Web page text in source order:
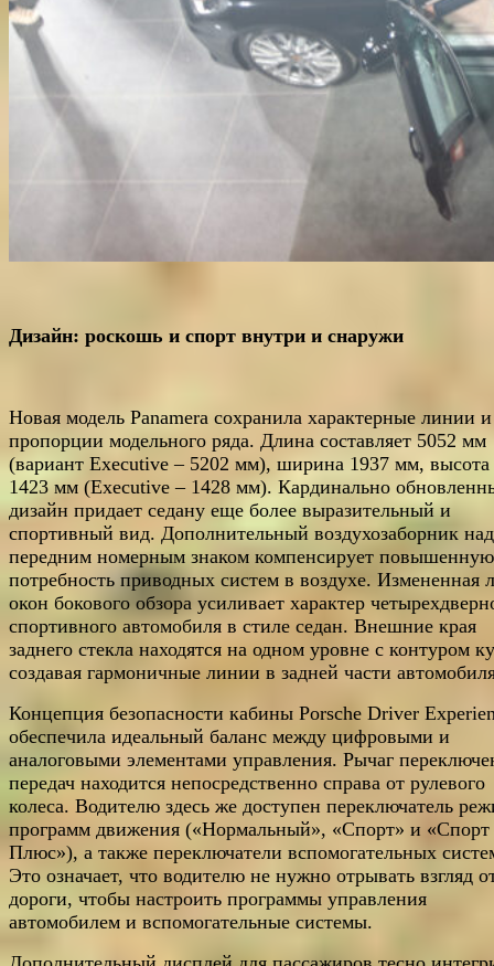
Дизайн: роскошь и спорт внутри и снаружи
Новая модель Panamera сохранила характерные линии и
пропорции модельного ряда. Длина составляет 5052 мм
(вариант Executive – 5202 мм), ширина 1937 мм, высота
1423 мм (Executive – 1428 мм). Кардинально
дизайн придает седану еще более выразительный и
спортивный вид. Дополнительный воздухозаборник над
передним номерным знаком компенсирует повышенную
потребность приводных систем в воздухе. Измененная
окон бокового обзора усиливает характер
спортивного автомобиля в стиле седан. Внешние края
заднего стекла находятся на одном уровне с контуром
создавая гармоничные линии в задней части
Концепция безопасности кабины Porsche Driver
обеспечила идеальный баланс между цифровыми и
аналоговыми элементами управления. Рычаг
передач находится непосредственно справа от рулевого
колеса. Водителю здесь же доступен переключатель
программ движения («Нормальный», «Спорт» и «Спорт
Плюс»), а также переключатели вспомогательных
Это означает, что водителю не нужно отрывать взгляд
дороги, чтобы настроить программы управления
автомобилем и вспомогательные системы.